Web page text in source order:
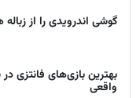
گوشی اندرویدی را از
واقعی